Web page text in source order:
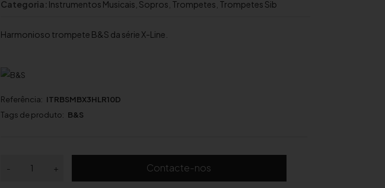
Categoria: Instrumentos Musicais Sopros Trompetes Trompetes Sib
Harmonioso trompete B&S da série X-Line.
Referência: ITRBSMBX3HLR10D
Tags de produto: B&S
- + Contacte-nos